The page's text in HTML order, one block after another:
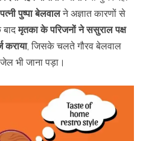
पुष्पा बेलवालने अज्ञात कारणों से
बादमृतका के परिजनों ने ससुराल पक्ष
कराया, जिसके चलते गौरव बेलवाल
भी जाना पड़ा।